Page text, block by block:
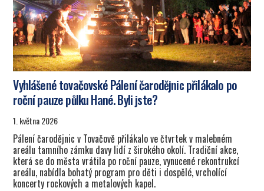
Vyhlášené tovačovské Pálení čarodějnic přilákalo po
roční pauze půlku Hané. Byli jste?
1. května 2026
Pálení čarodějnic v Tovačově přilákalo ve čtvrtek v malebném
areálu tamního zámku davy lidí z širokého okolí. Tradiční akce,
která se do města vrátila po roční pauze, vynucené rekontrukcí
areálu, nabídla bohatý program pro děti i dospělé, vrcholící
koncerty rockových a metalových kapel.